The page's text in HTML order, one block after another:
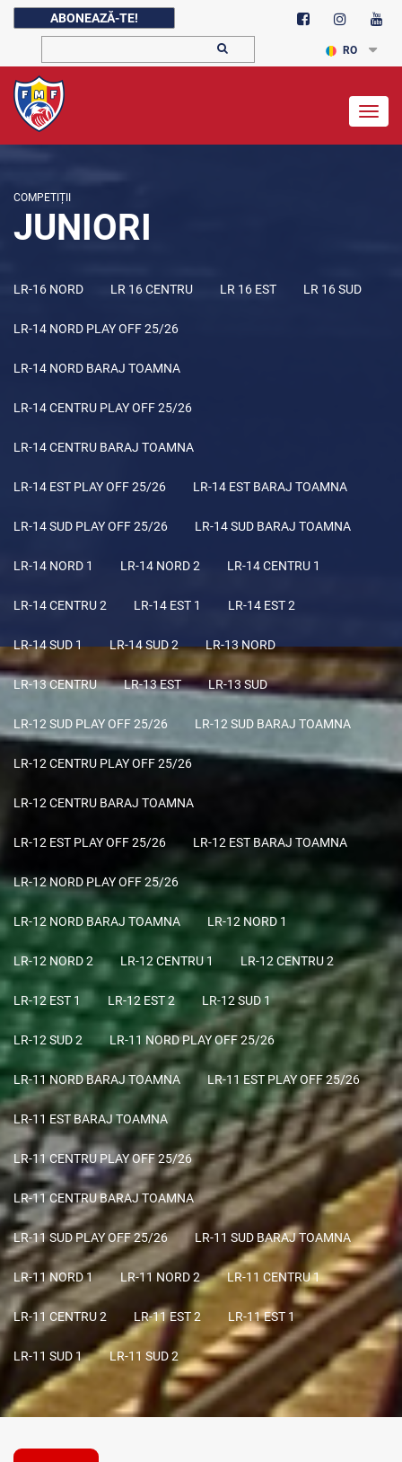
ABONEAZĂ-TE!
RO
COMPETIȚII
JUNIORI
LR-16 NORD LR 16 CENTRU LR 16 EST LR 16 SUD
LR-14 NORD PLAY OFF 25/26
LR-14 NORD BARAJ TOAMNA
LR-14 CENTRU PLAY OFF 25/26
LR-14 CENTRU BARAJ TOAMNA
LR-14 EST PLAY OFF 25/26 LR-14 EST BARAJ TOAMNA
LR-14 SUD PLAY OFF 25/26 LR-14 SUD BARAJ TOAMNA
LR-14 NORD 1 LR-14 NORD 2 LR-14 CENTRU 1
LR-14 CENTRU 2 LR-14 EST 1 LR-14 EST 2
LR-14 SUD 1 LR-14 SUD 2 LR-13 NORD
LR-13 CENTRU LR-13 EST LR-13 SUD
LR-12 SUD PLAY OFF 25/26 LR-12 SUD BARAJ TOAMNA
LR-12 CENTRU PLAY OFF 25/26
LR-12 CENTRU BARAJ TOAMNA
LR-12 EST PLAY OFF 25/26 LR-12 EST BARAJ TOAMNA
LR-12 NORD PLAY OFF 25/26
LR-12 NORD BARAJ TOAMNA LR-12 NORD 1
LR-12 NORD 2 LR-12 CENTRU 1 LR-12 CENTRU 2
LR-12 EST 1 LR-12 EST 2 LR-12 SUD 1
LR-12 SUD 2 LR-11 NORD PLAY OFF 25/26
LR-11 NORD BARAJ TOAMNA LR-11 EST PLAY OFF 25/26
LR-11 EST BARAJ TOAMNA
LR-11 CENTRU PLAY OFF 25/26
LR-11 CENTRU BARAJ TOAMNA
LR-11 SUD PLAY OFF 25/26 LR-11 SUD BARAJ TOAMNA
LR-11 NORD 1 LR-11 NORD 2 LR-11 CENTRU 1
LR-11 CENTRU 2 LR-11 EST 2 LR-11 EST 1
LR-11 SUD 1 LR-11 SUD 2